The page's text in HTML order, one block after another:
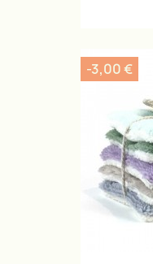
-3,00 €